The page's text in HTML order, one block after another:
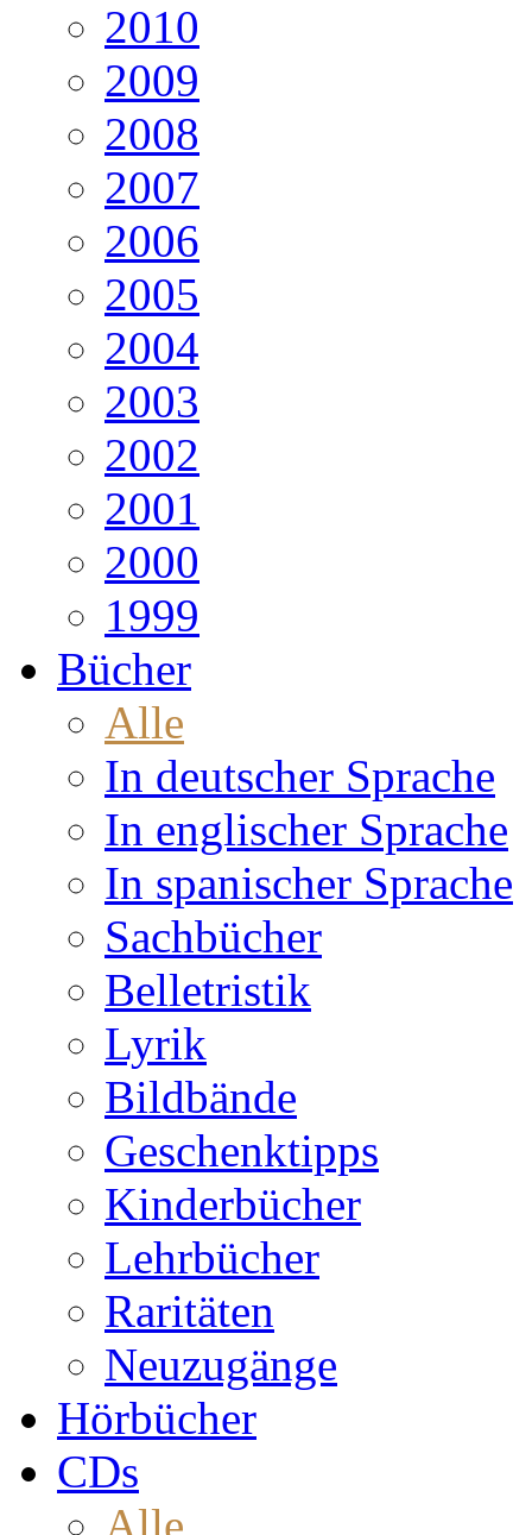
2010
2009
2008
2007
2006
2005
2004
2003
2002
2001
2000
1999
Bücher
Alle
In deutscher Sprache
In englischer Sprache
In spanischer Sprache
Sachbücher
Belletristik
Lyrik
Bildbände
Geschenktipps
Kinderbücher
Lehrbücher
Raritäten
Neuzugänge
Hörbücher
CDs